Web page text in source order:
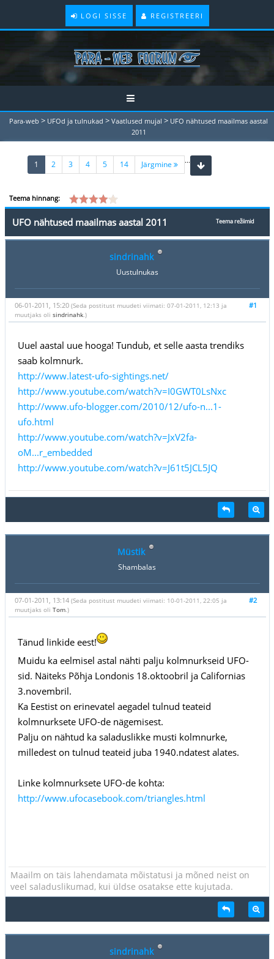
LOGI SISSE REGISTREERI
Para-web > UFOd ja tulnukad > Vaatlused mujal > UFO nähtused maailmas aastal
2011
1 (current)
2 3 4 5 ...
14 Järgmine
Teema hinnang:
Teema režiimid
UFO nähtused maailmas aastal 2011
sindrinahk
Uustulnukas
#1
06-01-2011, 15:20 (Seda postitust muudeti viimati: 07-01-2011, 12:13 ja
muutjaks oli sindrinahk.)
Uuel aastal uue hooga! Tundub, et selle aasta trendiks
saab kolmnurk.
http://www.latest-ufo-sightings.net/
http://www.youtube.com/watch?v=I0GWT0LsNxc
http://www.ufo-blogger.com/2010/12/ufo-n...1-
ufo.html
http://www.youtube.com/watch?v=JxV2fa-
oM...r_embedded
http://www.youtube.com/watch?v=J61t5JCL5JQ
Müstik
Shambalas
#2
07-01-2011, 13:14 (Seda postitust muudeti viimati: 10-01-2011, 22:05 ja
muutjaks oli Tom.)
Tänud linkide eest!
Muidu ka eelmisel astal nähti palju kolmnurkseid UFO-
sid. Näiteks Põhja Londonis 18.oktoobril ja Californias
3.novembril.
Ka Eestist on erinevatel aegadel tulnud teateid
kolmnurksete UFO-de nägemisest.
Palju on nähtud ka saladuslikke musti kolmnurke,
milledest on tulnud teateid juba 1940.ndatest alates.
Linke kolmnurksete UFO-de kohta:
http://www.ufocasebook.com/triangles.html
Maailm on täis lahendamata mõistatusi ja mõned neist on
veel saladuslikumad, kui üldse osatakse ette kujutada.
sindrinahk